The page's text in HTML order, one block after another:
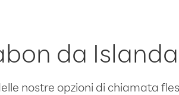
da Islanda
nostre opzioni di chiamata